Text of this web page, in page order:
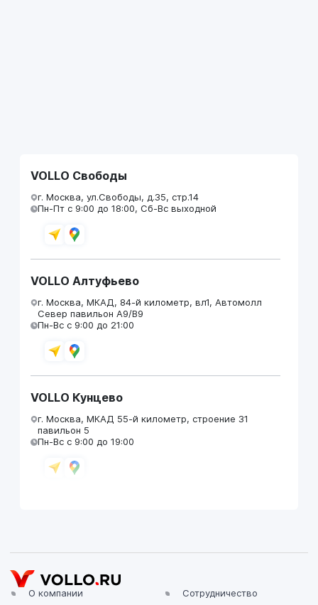
VOLLO Свободы
г. Москва, ул.Свободы, д.35, стр.14
Пн-Пт с 9:00 до 18:00, Сб-Вс выходной
VOLLO Алтуфьево
г. Москва, МКАД, 84-й километр, вл1, Автомолл
Север павильон А9/В9
Пн-Вс с 9:00 до 21:00
VOLLO Кунцево
г. Москва, МКАД 55-й километр, строение 31
павильон 5
Пн-Вс с 9:00 до 19:00
О компании
Сотрудничество